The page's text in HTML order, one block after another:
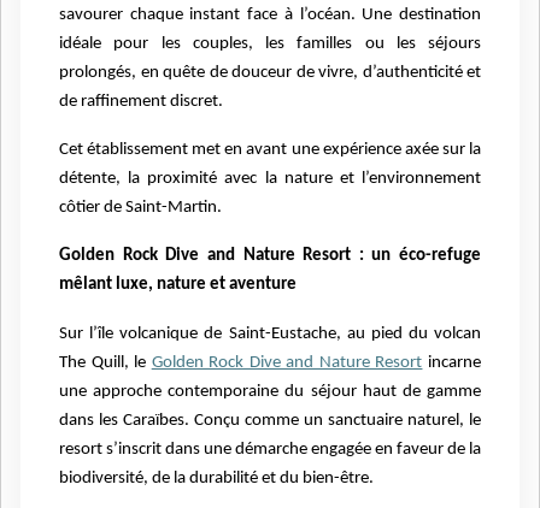
savourer chaque instant face à l’océan. Une destination
idéale pour les couples, les familles ou les séjours
prolongés, en quête de douceur de vivre, d’authenticité et
de raffinement discret.
Cet établissement met en avant une expérience axée sur la
détente, la proximité avec la nature et l’environnement
côtier de Saint-Martin.
Golden Rock Dive and Nature Resort : un éco-refuge
mêlant luxe, nature et aventure
Sur l’île volcanique de Saint-Eustache, au pied du volcan
The Quill, le Golden Rock Dive and Nature Resort incarne
une approche contemporaine du séjour haut de gamme
dans les Caraïbes. Conçu comme un sanctuaire naturel, le
resort s’inscrit dans une démarche engagée en faveur de la
biodiversité, de la durabilité et du bien-être.